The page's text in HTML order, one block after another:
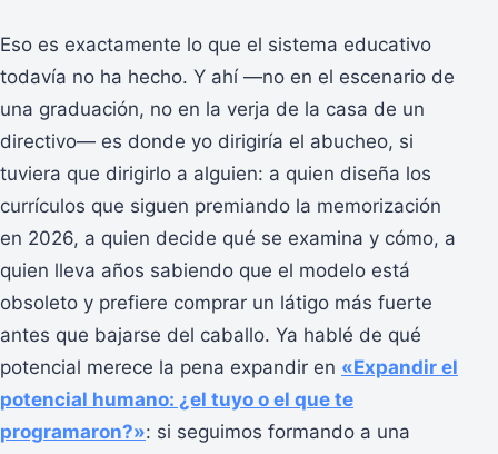
Eso es exactamente lo que el sistema educativo
todavía no ha hecho. Y ahí —no en el escenario de
una graduación, no en la verja de la casa de un
directivo— es donde yo dirigiría el abucheo, si
tuviera que dirigirlo a alguien: a quien diseña los
currículos que siguen premiando la memorización
en 2026, a quien decide qué se examina y cómo, a
quien lleva años sabiendo que el modelo está
obsoleto y prefiere comprar un látigo más fuerte
antes que bajarse del caballo. Ya hablé de qué
potencial merece la pena expandir en «Expandir el
potencial humano: ¿el tuyo o el que te
programaron?»: si seguimos formando a una